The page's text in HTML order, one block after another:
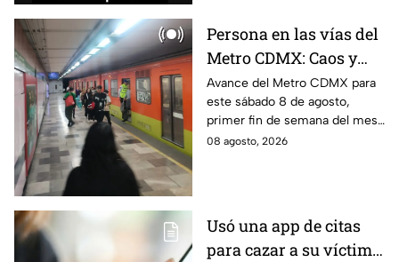
Persona en las vías del
Metro CDMX: Caos y
retrasos de más de 20
minutos en la Línea B
Avance del Metro CDMX para
este sábado 8 de agosto,
primer fin de semana del mes.
Retraso o cierre de estaciones
08 agosto, 2026
Usó una app de citas
para cazar a su víctima: